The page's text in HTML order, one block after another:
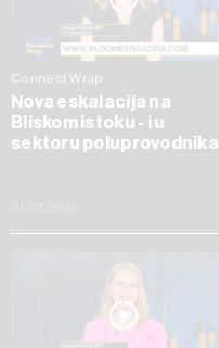
Connect Wrap
Nova eskalacija na
Bliskom istoku - i u
sektoru poluprovodnika